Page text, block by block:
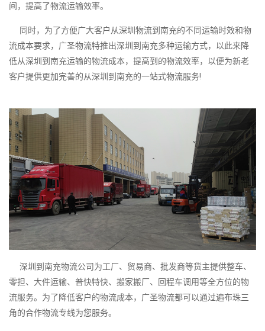
间，提高了物流运输效率。
同时，为了方便广大客户从深圳物流到南充的不同运输时效和物
流成本要求，广圣物流特推出深圳到南充多种运输方式，以此来降
低从深圳到南充运输的物流成本，提高到的物流效率，以便为新老
客户提供更加完善的从深圳到南充的一站式物流服务!
深圳到南充物流公司为工厂、贸易商、批发商等货主提供整车、
零担、大件运输、普快特快、搬家搬厂、回程车调用等全方位的物
流服务。为了降低客户的物流成本，广圣物流都可以通过遍布珠三
角的合作物流专线为您服务。